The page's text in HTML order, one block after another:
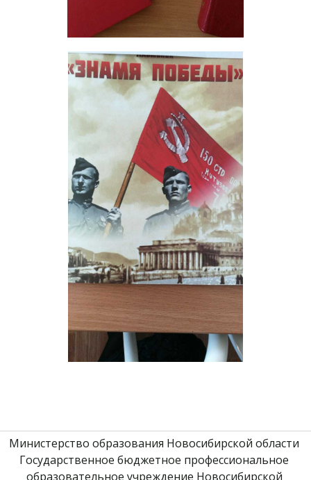
Министерство образования Новосибирской области
Государственное бюджетное профессиональное
образовательное учреждение Новосибирской